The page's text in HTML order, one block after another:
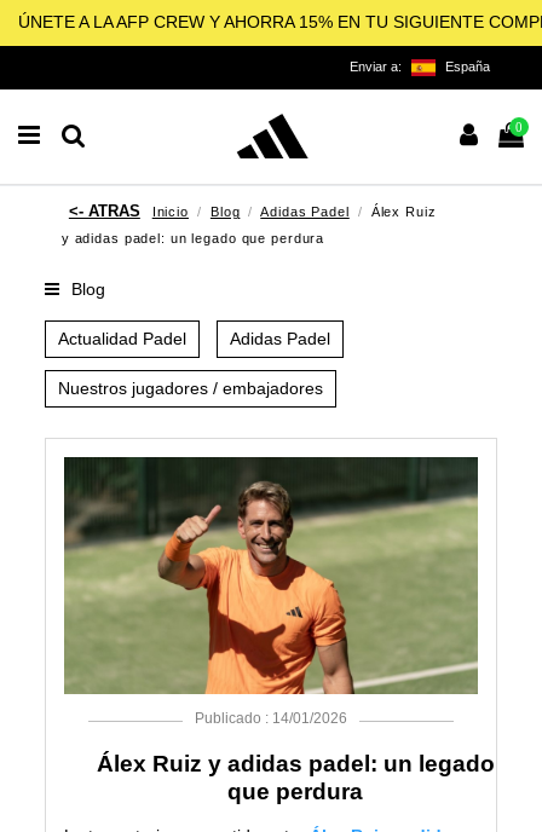
ÚNETE A LA AFP CREW Y AHORRA 15% EN TU SIGUIENTE
Enviar a: España
0
Inicio Blog Adidas Padel
Álex Ruiz
y adidas padel: un legado que perdura
Blog
Actualidad Padel Adidas Padel
Nuestros jugadores / embajadores
Publicado : 14/01/2026
Álex Ruiz y adidas padel: un legado
que perdura